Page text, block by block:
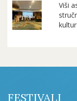
Viši
FESTIVALI